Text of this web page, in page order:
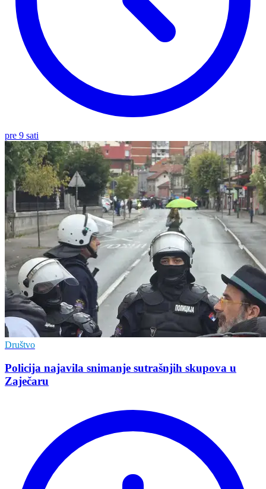
pre 9 sati
Društvo
Policija najavila snimanje sutrašnjih skupova u
Zaječaru